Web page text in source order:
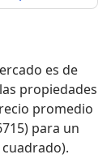
es de
propiedades
promedio
para un